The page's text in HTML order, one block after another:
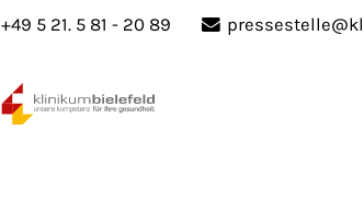
+49 5 21. 5 81 - 20 89